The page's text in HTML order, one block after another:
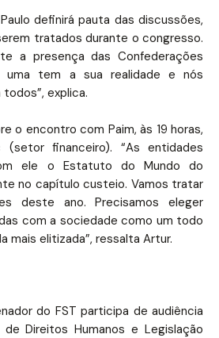
definirá pauta das discussões,
tratados durante o congresso.
a presença das Confederações
uma tem a sua realidade e nós
explica.
o encontro com Paim, às 19 horas,
financeiro). “As entidades
ele o Estatuto do Mundo do
no capítulo custeio. Vamos tratar
deste ano. Precisamos eleger
com a sociedade como um todo
mais elitizada”, ressalta Artur.
do FST participa de audiência
Direitos Humanos e Legislação